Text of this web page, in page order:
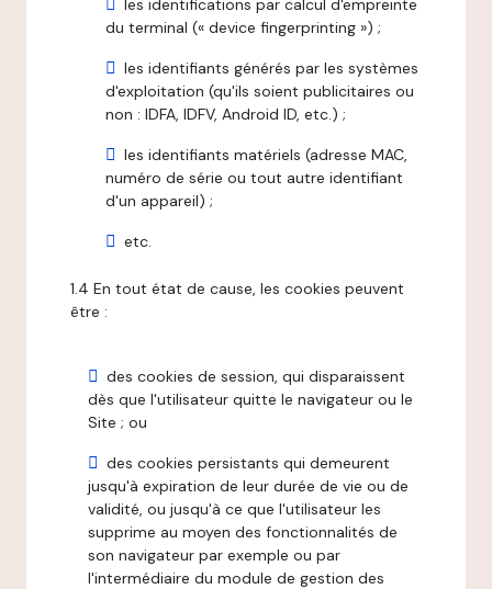
les identifications par calcul d'empreinte
du terminal (« device fingerprinting ») ;
les identifiants générés par les systèmes
d'exploitation (qu'ils soient publicitaires ou
non : IDFA, IDFV, Android ID, etc.) ;
les identifiants matériels (adresse MAC,
numéro de série ou tout autre identifiant
d'un appareil) ;
etc.
1.4 En tout état de cause, les cookies peuvent
être :
des cookies de session, qui disparaissent
dès que l'utilisateur quitte le navigateur ou le
Site ; ou
des cookies persistants qui demeurent
jusqu'à expiration de leur durée de vie ou de
validité, ou jusqu'à ce que l'utilisateur les
supprime au moyen des fonctionnalités de
son navigateur par exemple ou par
l'intermédiaire du module de gestion des